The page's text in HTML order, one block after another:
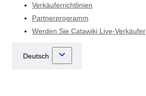
Verkäuferrichtlinien
Partnerprogramm
Werden Sie Catawiki Live-Verkäufer